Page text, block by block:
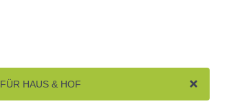
FÜR HAUS & HOF